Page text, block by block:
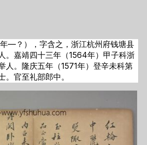
—？），字含之，浙江杭州府钱塘县
。嘉靖四十三年（1564年）甲子科浙
人。隆庆五年（1571年）登辛未科第
。官至礼部郎中。